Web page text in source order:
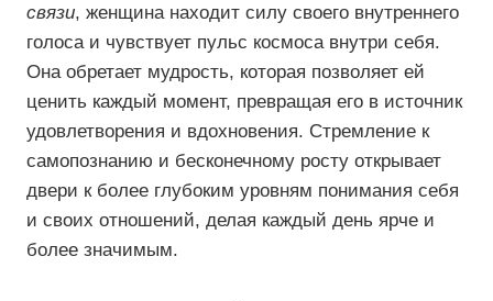
связи, женщина находит силу своего внутреннего
голоса и чувствует пульс космоса внутри себя.
Она обретает мудрость, которая позволяет ей
ценить каждый момент, превращая его в источник
удовлетворения и вдохновения. Стремление к
самопознанию и бесконечному росту открывает
двери к более глубоким уровням понимания себя
и своих отношений, делая каждый день ярче и
более значимым.